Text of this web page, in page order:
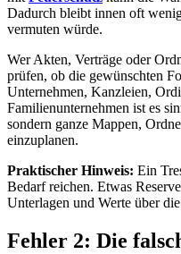
Dadurch bleibt innen oft
vermuten würde.
Wer Akten, Verträge oder
prüfen, ob die gewünschten
Unternehmen, Kanzleien,
Familienunternehmen ist es
sondern ganze Mappen,
einzuplanen.
Praktischer Hinweis: Ein
Bedarf reichen. Etwas
Unterlagen und Werte über
Fehler 2: Die